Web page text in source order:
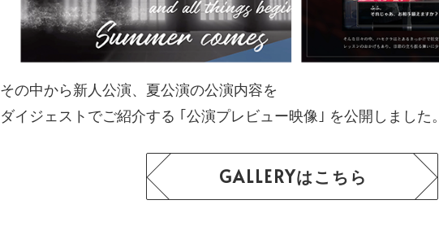
その中から新人公演、夏公演の公演内容を
ダイジェストでご紹介する ｢公演プレビュー映像｣ を公開しました。
GALLERYはこちら